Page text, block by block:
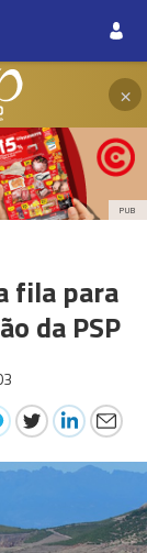
×
PUB
fila para
da PSP